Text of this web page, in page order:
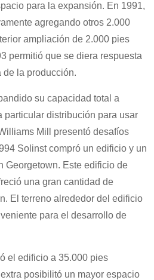
para la expansión. En 1991,
agregando otros 2.000
ampliación de 2.000 pies
permitió que se diera respuesta
de la producción.
su capacidad total a
particular distribución para usar
Mill presentó desafíos
Solinst compró un edificio y un
Georgetown. Este edificio de
una gran cantidad de
El terreno alrededor del edificio
para el desarrollo de
el edificio a 35.000 pies
posibilitó un mayor espacio